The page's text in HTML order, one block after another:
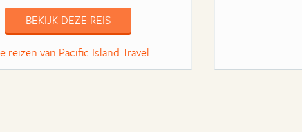
BEKIJK DEZE REIS
reizen van Pacific Island Travel